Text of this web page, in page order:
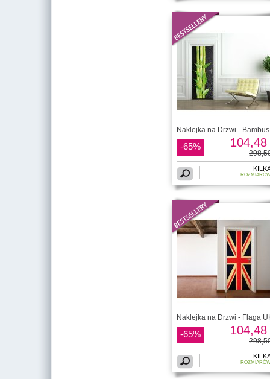
Naklejka na Drzwi - Bambus
-65% 104,48
Naklejka na Drzwi - Flaga
-65% 104,48